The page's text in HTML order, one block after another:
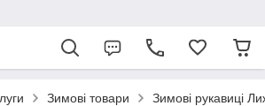
Зимові товари Зимові рукавиці